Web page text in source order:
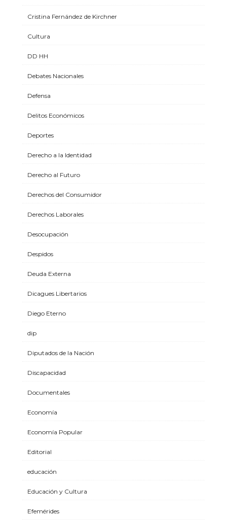
Cristina Fernández de Kirchner
Cultura
DD HH
Debates Nacionales
Defensa
Delitos Económicos
Deportes
Derecho a la Identidad
Derecho al Futuro
Derechos del Consumidor
Derechos Laborales
Desocupación
Despidos
Deuda Externa
Dicagues Libertarios
Diego Eterno
dip
Diputados de la Nación
Discapacidad
Documentales
Economía
Economía Popular
Editorial
educación
Educación y Cultura
Efemérides